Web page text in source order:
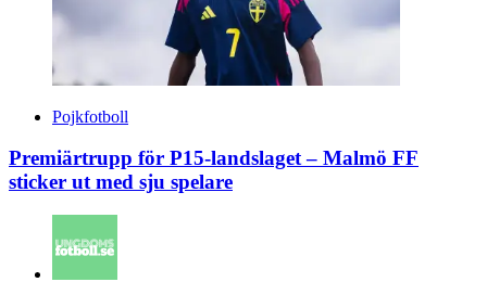
Pojkfotboll
Premiärtrupp för P15-landslaget – Malmö FF
sticker ut med sju spelare